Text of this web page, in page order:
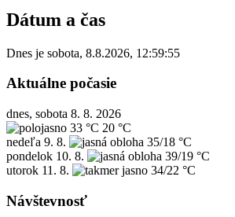
Dátum a čas
Dnes je sobota, 8.8.2026, 12:59:55
Aktuálne počasie
dnes, sobota 8. 8. 2026
33 °C 20 °C
nedeľa 9. 8.
35/18 °C
pondelok 10. 8.
39/19 °C
utorok 11. 8. 34/22 °C
Návštevnosť